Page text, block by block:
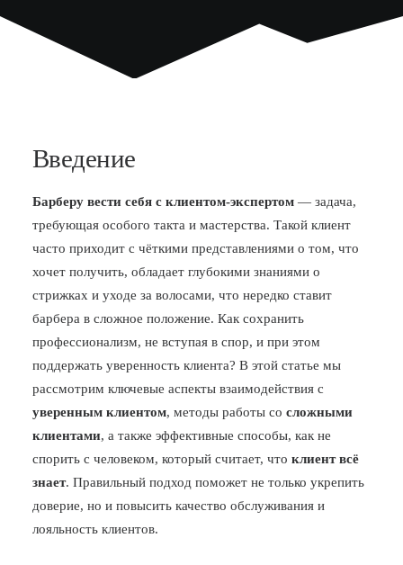
Введение
Барберу вести себя с клиентом-экспертом — задача,
требующая особого такта и мастерства. Такой клиент
часто приходит с чёткими представлениями о том, что
хочет получить, обладает глубокими знаниями о
стрижках и уходе за волосами, что нередко ставит
барбера в сложное положение. Как сохранить
профессионализм, не вступая в спор, и при этом
поддержать уверенность клиента? В этой статье мы
рассмотрим ключевые аспекты взаимодействия с
уверенным клиентом, методы работы со сложными
клиентами, а также эффективные способы, как не
спорить с человеком, который считает, что клиент всё
знает. Правильный подход поможет не только укрепить
доверие, но и повысить качество обслуживания и
лояльность клиентов.